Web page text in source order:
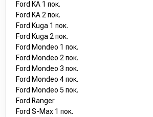
Ford KA 1 пок.
Ford KA 2 пок.
Ford Kuga 1 пок.
Ford Kuga 2 пок.
Ford Mondeo 1 пок.
Ford Mondeo 2 пок.
Ford Mondeo 3 пок.
Ford Mondeo 4 пок.
Ford Mondeo 5 пок.
Ford Ranger
Ford S-Max 1 пок.